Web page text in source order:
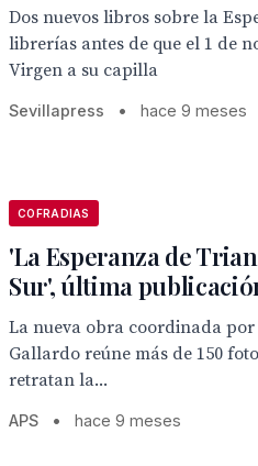
Dos nuevos libros sobre la
librerías antes de que el 1 de
Virgen a su capilla
Sevillapress • hace 9 meses
COFRADIAS
'La Esperanza de
Sur', última
La nueva obra coordinada
Gallardo reúne más de 150
retratan la...
APS • hace 9 meses